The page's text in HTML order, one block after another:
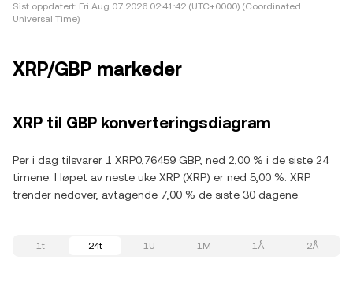
Sist oppdatert: Fri Aug 07 2026 02:41:42 (UTC+0000) (Coordinated
Universal Time)
XRP/GBP markeder
XRP til GBP konverteringsdiagram
Per i dag tilsvarer 1 XRP0,76459 GBP, ned 2,00 % i de siste 24
timene. I løpet av neste uke XRP (XRP) er ned 5,00 %. XRP
trender nedover, avtagende 7,00 % de siste 30 dagene.
1t 24t 1U 1M 1Å 2Å